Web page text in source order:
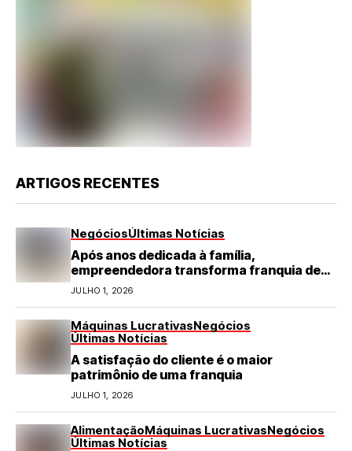
ARTIGOS RECENTES
NegóciosÚltimas Notícias
Após anos dedicada à família,
empreendedora transforma franquia de
turismo em negócio de destaque no RN
JULHO 1, 2026
Máquinas LucrativasNegócios
Últimas Notícias
A satisfação do cliente é o maior
patrimônio de uma franquia
JULHO 1, 2026
AlimentaçãoMáquinas LucrativasNegócios
Últimas Notícias